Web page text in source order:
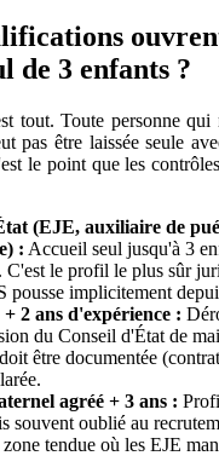
de 3 enfants ?
tout. Toute personne qui
pas être laissée seule
le point que les
(EJE, auxiliaire de
: Accueil seul jusqu'à 3
C'est le profil le plus sûr
pousse implicitement
2 ans d'expérience :
du Conseil d'État de
être documentée
agréé + 3 ans :
souvent oublié au
tendue où les EJE